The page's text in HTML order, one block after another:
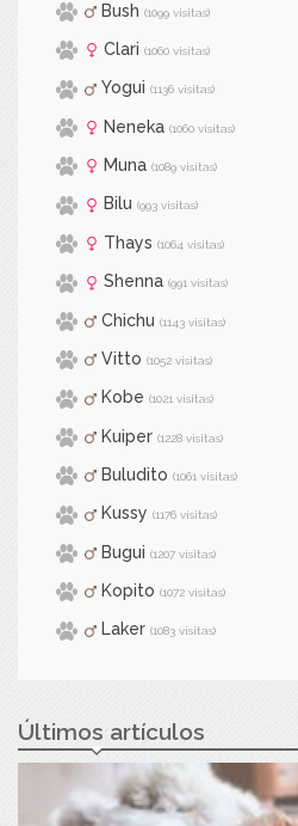
Bush (1099 visitas)
Clari (1060 visitas)
Yogui (1136 visitas)
Neneka (1060 visitas)
Muna (1089 visitas)
Bilu (993 visitas)
Thays (1064 visitas)
Shenna (991 visitas)
Chichu (1143 visitas)
Vitto (1052 visitas)
Kobe (1021 visitas)
Kuiper (1228 visitas)
Buludito (1061 visitas)
Kussy (1176 visitas)
Bugui (1207 visitas)
Kopito (1072 visitas)
Laker (1083 visitas)
Últimos artículos